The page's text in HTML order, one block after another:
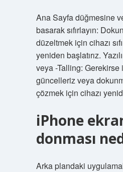
Ana Sayfa düğmesine
basarak sıfırlayın:
düzeltmek için cihazı
yeniden başlatırız.
veya -Talling: Gerekirse
güncelleriz veya
çözmek için cihazı
iPhone
donması
Arka plandaki